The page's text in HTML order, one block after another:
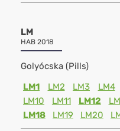
LM
HAB 2018
Golyócska (Pills)
LM1
LM2 LM3 LM4
LM10
LM11 LM12
LM18
LM19 LM20